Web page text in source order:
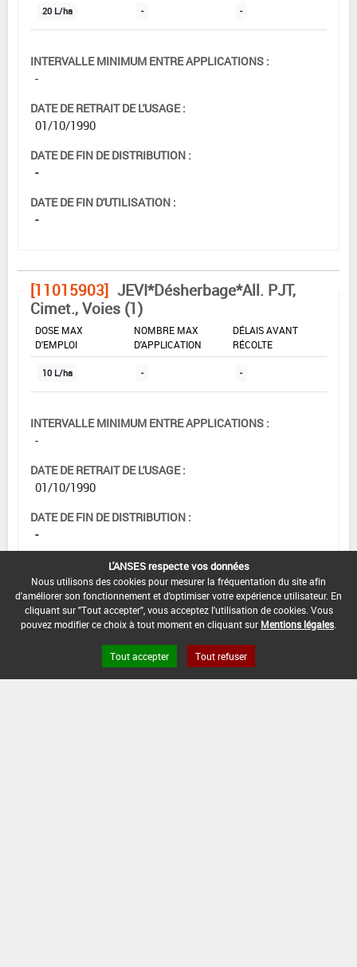
20 L/ha - -
INTERVALLE MINIMUM ENTRE APPLICATIONS :
-
DATE DE RETRAIT DE L'USAGE :
01/10/1990
DATE DE FIN DE DISTRIBUTION :
-
DATE DE FIN D'UTILISATION :
-
[11015903] JEVI*Désherbage*All. PJT,
Cimet., Voies (1)
DOSE MAX
D'EMPLOI
NOMBRE MAX
D'APPLICATION
DÉLAIS AVANT
RÉCOLTE
10 L/ha - -
INTERVALLE MINIMUM ENTRE APPLICATIONS :
-
DATE DE RETRAIT DE L'USAGE :
01/10/1990
DATE DE FIN DE DISTRIBUTION :
-
DATE DE FIN D'UTILISATION :
-
L'ANSES respecte vos données
Nous utilisons des cookies pour mesurer la fréquentation du site afin
d'améliorer son fonctionnement et d'optimiser votre expérience utilisateur. En
cliquant sur "Tout accepter", vous acceptez l'utilisation de cookies. Vous
pouvez modifier ce choix à tout moment en cliquant sur Mentions légales
Tout accepter Tout refuser